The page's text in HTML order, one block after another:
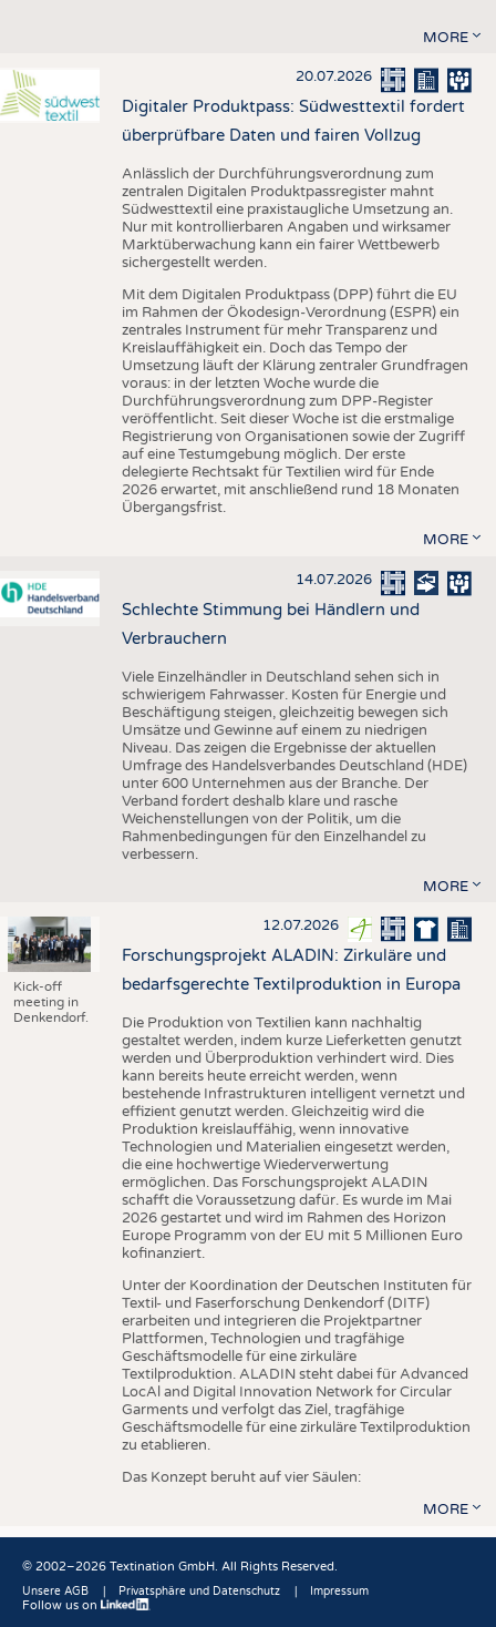
MORE
20.07.2026
Digitaler Produktpass: Südwesttextil fordert
überprüfbare Daten und fairen Vollzug
Anlässlich der Durchführungsverordnung zum
zentralen Digitalen Produktpassregister mahnt
Südwesttextil eine praxistaugliche Umsetzung an.
Nur mit kontrollierbaren Angaben und wirksamer
Marktüberwachung kann ein fairer Wettbewerb
sichergestellt werden.
Mit dem Digitalen Produktpass (DPP) führt die EU
im Rahmen der Ökodesign-Verordnung (ESPR) ein
zentrales Instrument für mehr Transparenz und
Kreislauffähigkeit ein. Doch das Tempo der
Umsetzung läuft der Klärung zentraler Grundfragen
voraus: in der letzten Woche wurde die
Durchführungsverordnung zum DPP-Register
veröffentlicht. Seit dieser Woche ist die erstmalige
Registrierung von Organisationen sowie der Zugriff
auf eine Testumgebung möglich. Der erste
delegierte Rechtsakt für Textilien wird für Ende
2026 erwartet, mit anschließend rund 18 Monaten
Übergangsfrist.
MORE
14.07.2026
Schlechte Stimmung bei Händlern und
Verbrauchern
Viele Einzelhändler in Deutschland sehen sich in
schwierigem Fahrwasser. Kosten für Energie und
Beschäftigung steigen, gleichzeitig bewegen sich
Umsätze und Gewinne auf einem zu niedrigen
Niveau. Das zeigen die Ergebnisse der aktuellen
Umfrage des Handelsverbandes Deutschland (HDE)
unter 600 Unternehmen aus der Branche. Der
Verband fordert deshalb klare und rasche
Weichenstellungen von der Politik, um die
Rahmenbedingungen für den Einzelhandel zu
verbessern.
MORE
Kick-off
meeting in
Denkendorf.
12.07.2026
Forschungsprojekt ALADIN: Zirkuläre und
bedarfsgerechte Textilproduktion in Europa
Die Produktion von Textilien kann nachhaltig
gestaltet werden, indem kurze Lieferketten genutzt
werden und Überproduktion verhindert wird. Dies
kann bereits heute erreicht werden, wenn
bestehende Infrastrukturen intelligent vernetzt und
effizient genutzt werden. Gleichzeitig wird die
Produktion kreislauffähig, wenn innovative
Technologien und Materialien eingesetzt werden,
die eine hochwertige Wiederverwertung
ermöglichen. Das Forschungsprojekt ALADIN
schafft die Voraussetzung dafür. Es wurde im Mai
2026 gestartet und wird im Rahmen des Horizon
Europe Programm von der EU mit 5 Millionen Euro
kofinanziert.
Unter der Koordination der Deutschen Instituten für
Textil- und Faserforschung Denkendorf (DITF)
erarbeiten und integrieren die Projektpartner
Plattformen, Technologien und tragfähige
Geschäftsmodelle für eine zirkuläre
Textilproduktion. ALADIN steht dabei für Advanced
LocAl and Digital Innovation Network for Circular
Garments und verfolgt das Ziel, tragfähige
Geschäftsmodelle für eine zirkuläre Textilproduktion
zu etablieren.
Das Konzept beruht auf vier Säulen:
MORE
© 2002–2026 Textination GmbH. All Rights Reserved.
Fußbereich
Unsere AGB Privatsphäre und Datenschutz Impressum
Follow us on